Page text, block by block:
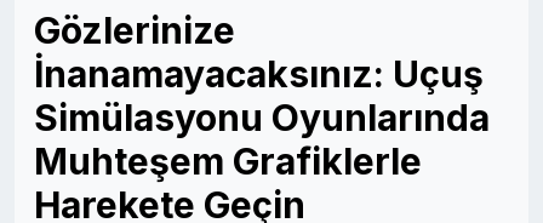
Gözlerinize
İnanamayacaksınız: Uçuş
Simülasyonu Oyunlarında
Muhteşem Grafiklerle
Harekete Geçin